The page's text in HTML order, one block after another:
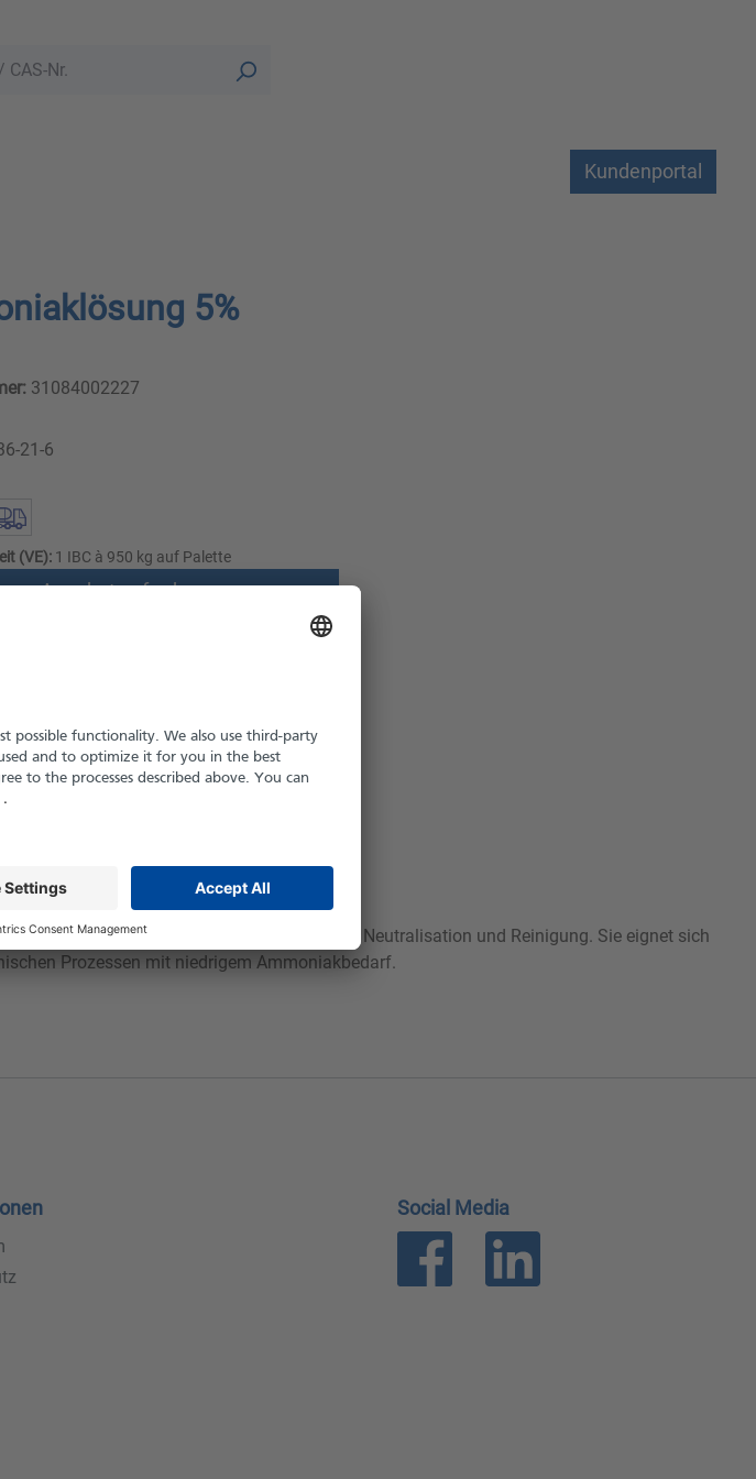
Kundenportal
5%
31084002227
21-6
(VE):1 IBC à 950 kg auf Palette
Angebot anfordern
beispielsweise zur pH-Wert-Regulierung, Neutralisation und Reinigung. Sie eignet sich
Prozessen mit niedrigem Ammoniakbedarf.
Social Media